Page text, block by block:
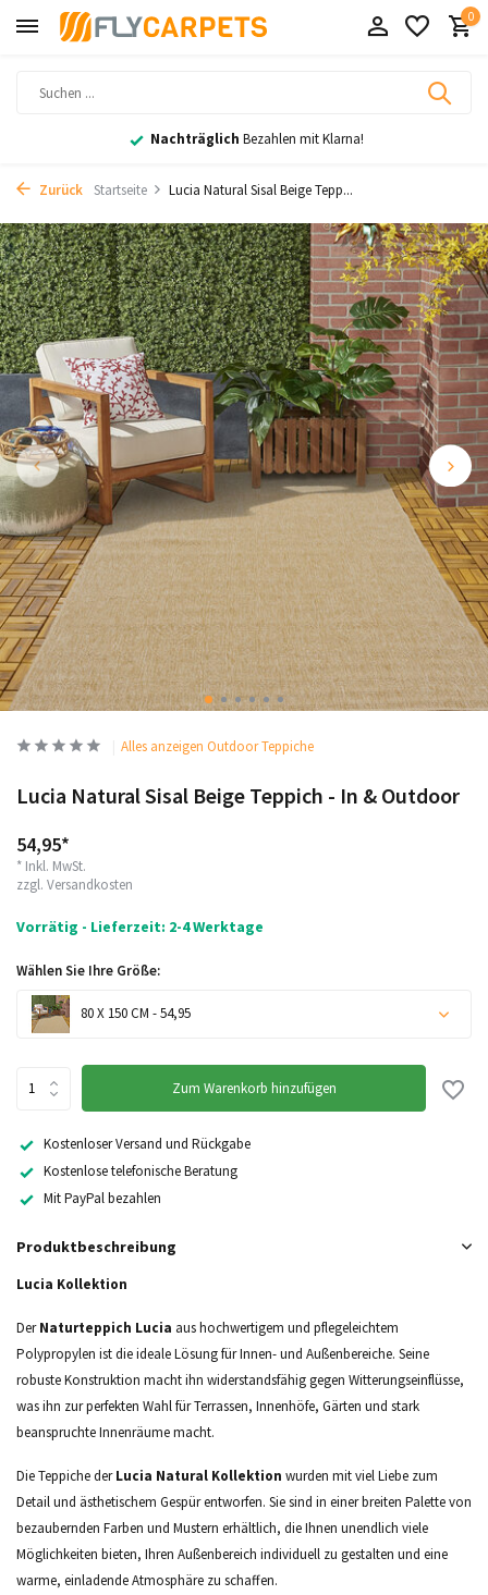
0
Nachträglich Bezahlen mit Klarna!
Zurück Startseite Lucia Natural Sisal Beige Tepp...
Alles anzeigen Outdoor Teppiche
Lucia Natural Sisal Beige Teppich - In & Outdoor
54,95*
* Inkl. MwSt.
zzgl. Versandkosten
Vorrätig - Lieferzeit: 2-4 Werktage
Wählen Sie Ihre Größe:
80 X 150 CM - 54,95
Nicht auf Lager
Nicht auf Lager
Zum Warenkorb hinzufügen
Kostenloser Versand und Rückgabe
Kostenlose telefonische Beratung
Mit PayPal bezahlen
Produktbeschreibung
Lucia Kollektion
DerNaturteppich Lucia aus hochwertigem und pflegeleichtem
Polypropylen ist die ideale Lösung für Innen- und Außenbereiche. Seine
robuste Konstruktion macht ihn widerstandsfähig gegen Witterungseinflüsse,
was ihn zur perfekten Wahl für Terrassen, Innenhöfe, Gärten und stark
beanspruchte Innenräume macht.
Die Teppiche derLucia Natural Kollektion wurden mit viel Liebe zum
Detail und ästhetischem Gespür entworfen. Sie sind in einer breiten Palette von
bezaubernden Farben und Mustern erhältlich, die Ihnen unendlich viele
Möglichkeiten bieten, Ihren Außenbereich individuell zu gestalten und eine
warme, einladende Atmosphäre zu schaffen.